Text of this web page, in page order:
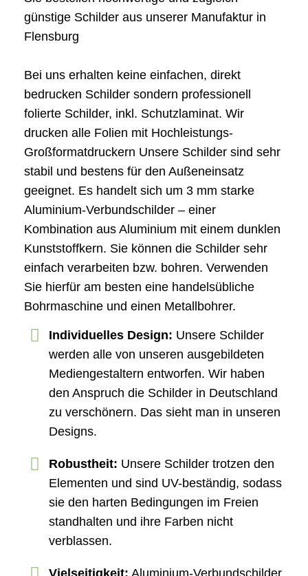
günstige Schilder aus unserer Manufaktur in
Flensburg
Bei uns erhalten keine einfachen, direkt
bedrucken Schilder sondern professionell
folierte Schilder, inkl. Schutzlaminat. Wir
drucken alle Folien mit Hochleistungs-
Großformatdruckern Unsere Schilder sind sehr
stabil und bestens für den Außeneinsatz
geeignet. Es handelt sich um 3 mm starke
Aluminium-Verbundschilder – einer
Kombination aus Aluminium mit einem dunklen
Kunststoffkern. Sie können die Schilder sehr
einfach verarbeiten bzw. bohren. Verwenden
Sie hierfür am besten eine handelsübliche
Bohrmaschine und einen Metallbohrer.
Individuelles Design: Unsere Schilder
werden alle von unseren ausgebildeten
Mediengestaltern entworfen. Wir haben
den Anspruch die Schilder in Deutschland
zu verschönern. Das sieht man in unseren
Designs.
Robustheit: Unsere Schilder trotzen den
Elementen und sind UV-beständig, sodass
sie den harten Bedingungen im Freien
standhalten und ihre Farben nicht
verblassen.